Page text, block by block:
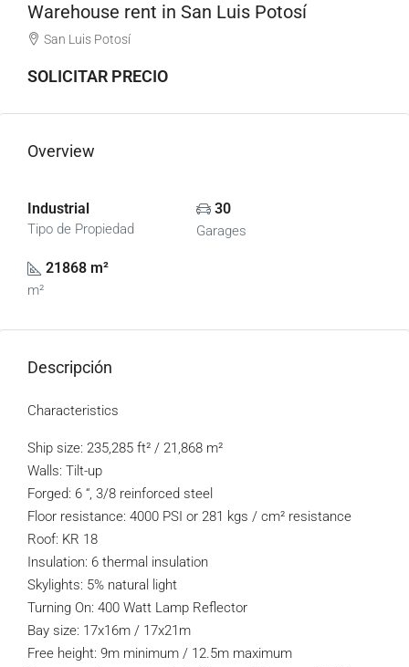
Warehouse rent in San Luis Potosí
San Luis Potosí
SOLICITAR PRECIO
Overview
Industrial
Tipo de Propiedad
30
Garages
21868 m²
m²
Descripción
Characteristics
Ship size: 235,285 ft² / 21,868 m²
Walls: Tilt-up
Forged: 6 “, 3/8 reinforced steel
Floor resistance: 4000 PSI or 281 kgs / cm² resistance
Roof: KR 18
Insulation: 6 thermal insulation
Skylights: 5% natural light
Turning On: 400 Watt Lamp Reflector
Bay size: 17x16m / 17x21m
Free height: 9m minimum / 12.5m maximum